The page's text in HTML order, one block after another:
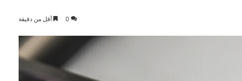
0 أقل من دقيقة